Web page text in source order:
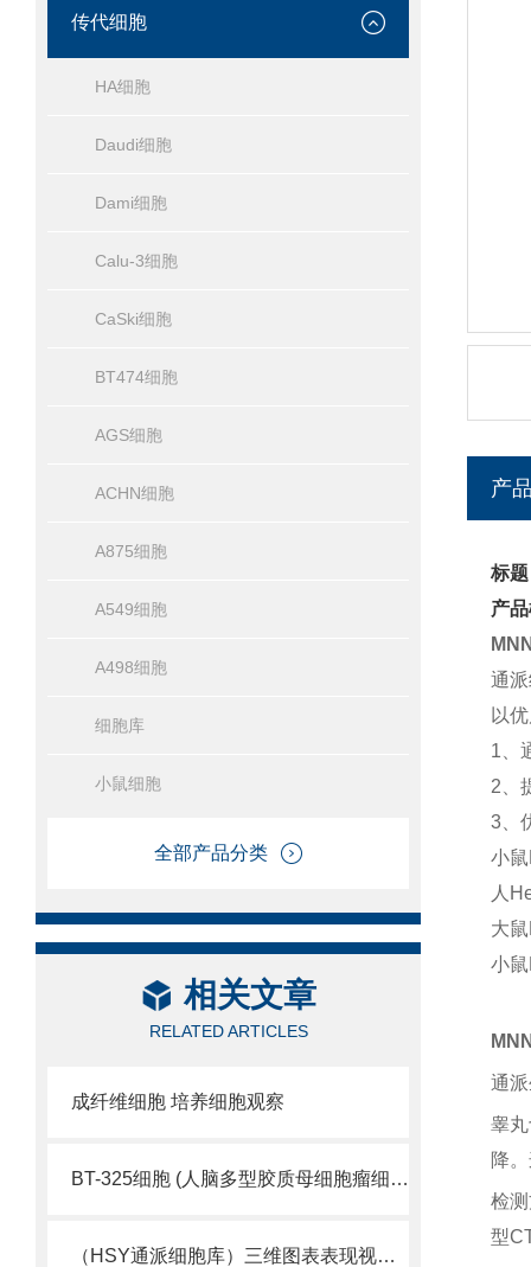
传代细胞
HA细胞
Daudi细胞
Dami细胞
Calu-3细胞
CaSki细胞
BT474细胞
AGS细胞
ACHN细胞
A875细胞
A549细胞
A498细胞
细胞库
小鼠细胞
全部产品分类
相关文章
RELATED ARTICLES
成纤维细胞 培养细胞观察
BT-325细胞 (人脑多型胶质母细胞瘤细胞库)
（HSY通派细胞库）三维图表表现视觉细胞活性
产
标
产
通
以
1、
2、
3、
小
人
大
小
通
睾
降
检
型